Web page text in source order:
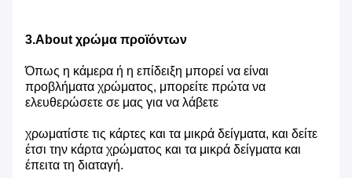
3.About χρώμα προϊόντων
Όπως η κάμερα ή η επίδειξη μπορεί να είναι
προβλήματα χρώματος, μπορείτε πρώτα να
ελευθερώσετε σε μας για να λάβετε
χρωματίστε τις κάρτες και τα μικρά δείγματα, και δείτε
έτσι την κάρτα χρώματος και τα μικρά δείγματα και
έπειτα τη διαταγή.